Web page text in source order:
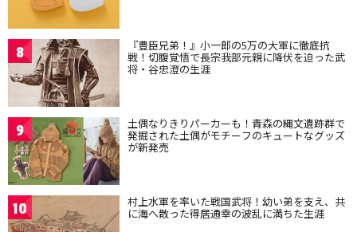
8 『豊臣兄弟！』小一郎の5万の大軍に徹底抗
戦！切腹覚悟で長宗我部元親に降伏を迫った武
将・谷忠澄の生涯
9 土偶なりきりパーカーも！青森の縄文遺跡群で
発掘された土偶がモチーフのキュートなグッズ
が新発売
10 村上水軍を率いた戦国武将！幼い弟を支え、共
に海へ散った得居通幸の波乱に満ちた生涯